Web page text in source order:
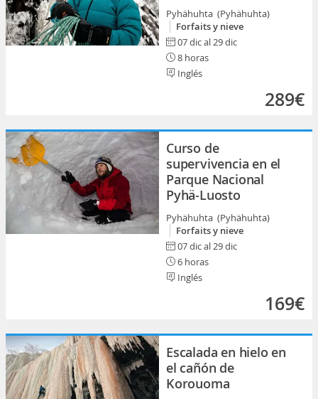
Pyhähuhta (Pyhähuhta)
Forfaits y nieve
07 dic al 29 dic
8 horas
Inglés
289€
Curso de
supervivencia en el
Parque Nacional
Pyhä-Luosto
Pyhähuhta (Pyhähuhta)
Forfaits y nieve
07 dic al 29 dic
6 horas
Inglés
169€
Escalada en hielo en
el cañón de
Korouoma